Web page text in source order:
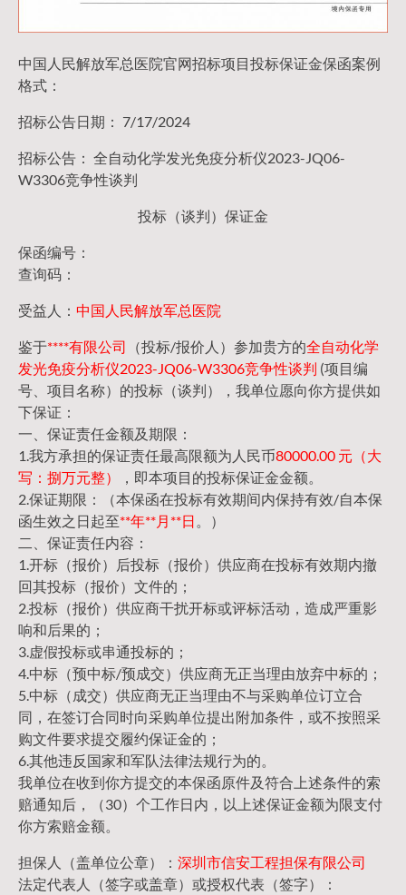
中国人民解放军总医院官网招标项目投标保证金保函案例
格式：
招标公告日期： 7/17/2024
招标公告： 全自动化学发光免疫分析仪2023-JQ06-
W3306竞争性谈判
投标（谈判）保证金
保函编号：
查询码：
受益人： 中国人民解放军总医院
鉴于****有限公司 （投标/报价人）参加贵方的全自动化学
发光免疫分析仪2023-JQ06-W3306竞争性谈判 (项目编
号、项目名称）的投标（谈判），我单位愿向你方提供如
下保证：
一、保证责任金额及期限：
1.我方承担的保证责任最高限额为人民币80000.00 元（大
写：捌万元整）
，即本项目的投标保证金金额。
2.保证期限：（本保函在投标有效期间内保持有效/自本保
函生效之日起至**年**月**日 。）
二、保证责任内容：
1.开标（报价）后投标（报价）供应商在投标有效期内撤
回其投标（报价）文件的；
2.投标（报价）供应商干扰开标或评标活动，造成严重影
响和后果的；
3.虚假投标或串通投标的；
4.中标（预中标/预成交）供应商无正当理由放弃中标的；
5.中标（成交）供应商无正当理由不与采购单位订立合
同，在签订合同时向采购单位提出附加条件，或不按照采
购文件要求提交履约保证金的；
6.其他违反国家和军队法律法规行为的。
我单位在收到你方提交的本保函原件及符合上述条件的索
赔通知后，（30）个工作日内，以上述保证金额为限支付
你方索赔金额。
担保人（盖单位公章）： 深圳市信安工程担保有限公司
法定代表人（签字或盖章）或授权代表（签字）：